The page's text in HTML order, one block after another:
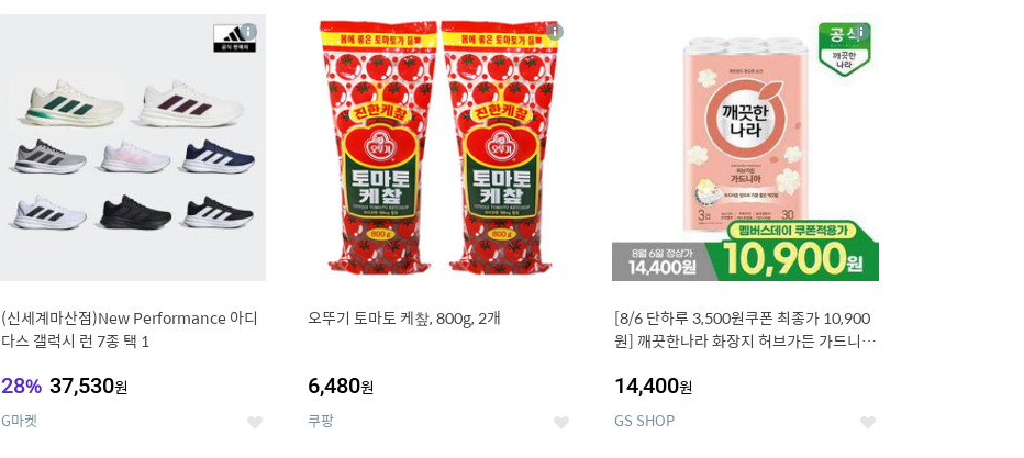
(신세계마산점)New Performance 아디
다스 갤럭시 런 7종 택 1
28% 37,530원
G마켓 좋
상
세
7
오뚜기 토마토 케챂, 800g, 2개
6,480원
쿠팡 좋
상
세
[8/6 단하루 3,500원쿠폰 최종가 10,900
원] 깨끗한나라 화장지 허브가든 가드니아
14,400원
GS SHOP 좋
상
세